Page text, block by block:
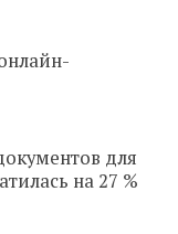
для
на 27 %